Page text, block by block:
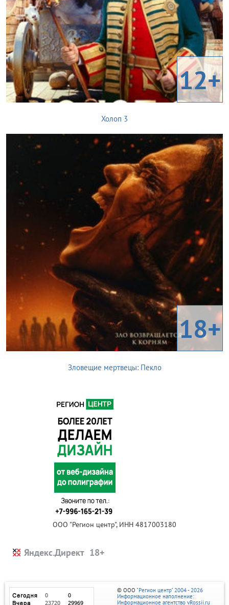
12+
Холоп 3
18+
Зловещие мертвецы: Пекло
ООО "Регион центр", ИНН 4817003180
Яндекс.Директ
© ООО "Регион центр" 2004 - 2026
Информационное наполнение:
Информационное агентство vRossii.ru